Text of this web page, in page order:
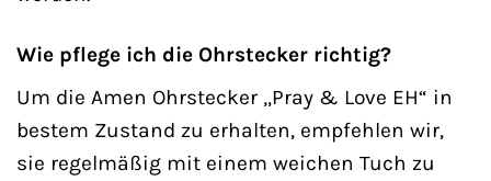
Wie pflege ich die Ohrstecker richtig?
Um die Amen Ohrstecker „Pray & Love EH“ in
bestem Zustand zu erhalten, empfehlen wir,
sie regelmäßig mit einem weichen Tuch zu